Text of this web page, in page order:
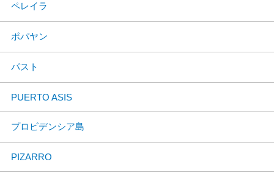
ペレイラ
ポパヤン
パスト
PUERTO ASIS
プロビデンシア島
PIZARRO